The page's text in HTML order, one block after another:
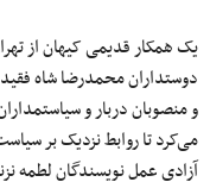
یک همکار قدیمی کیهان از
و منصوبان دربار و
می‌کرد تا روابط نزدیک بر
آزادی عمل نویسندگان لطمه